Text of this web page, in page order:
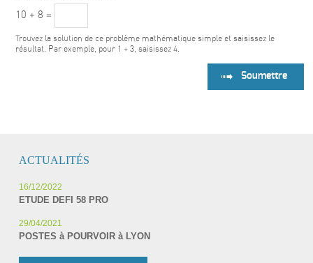
10 + 8 =
Trouvez la solution de ce problème mathématique simple et saisissez le
résultat. Par exemple, pour 1 + 3, saisissez 4.
ACTUALITÉS
16/12/2022
ETUDE DEFI 58 PRO
29/04/2021
POSTES à POURVOIR à LYON